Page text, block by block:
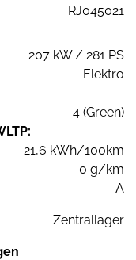
RJ045021
207 kW / 281 PS
Elektro
4 (Green)
21,6 kWh/100km
0 g/km
A
Zentrallager